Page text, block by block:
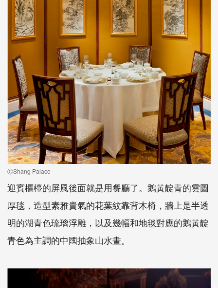
ⒸShang Palace
迎賓櫃檯的屏風後面就是用餐廳了。鵝黃靛青的雲圖
厚毯，造型素雅貴氣的花葉紋靠背木椅，牆上是半透
明的湖青色琉璃浮雕，以及幾幅和地毯對應的鵝黃靛
青色為主調的中國抽象山水畫。